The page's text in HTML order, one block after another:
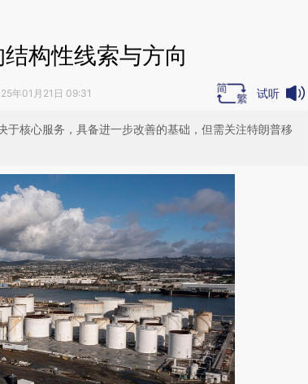
构性线索与方向
年01月21日 09:31 试听
于核心服务，具备进一步改善的基础，但需关注特朗普移